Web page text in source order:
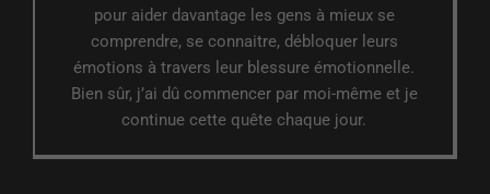
pour aider davantage les gens à mieux se
comprendre, se connaitre, débloquer leurs
émotions à travers leur blessure émotionnelle.
Bien sûr, j’ai dû commencer par moi-même et je
continue cette quête chaque jour.